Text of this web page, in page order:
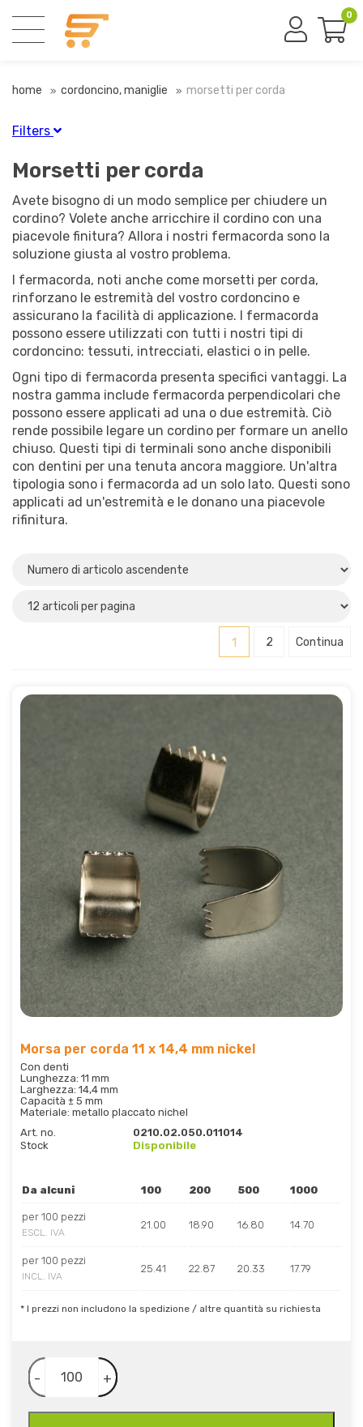
0
home cordoncino, maniglie morsetti per corda
Filters
Finitura
Materiale
Metallo (15)
Morsetti per corda
Avete bisogno di un modo semplice per chiudere un
cordino? Volete anche arricchire il cordino con una
piacevole finitura? Allora i nostri fermacorda sono la
soluzione giusta al vostro problema.
I fermacorda, noti anche come morsetti per corda,
rinforzano le estremità del vostro cordoncino e
assicurano la facilità di applicazione. I fermacorda
possono essere utilizzati con tutti i nostri tipi di
cordoncino: tessuti, intrecciati, elastici o in pelle.
Ogni tipo di fermacorda presenta specifici vantaggi. La
nostra gamma include fermacorda perpendicolari che
possono essere applicati ad una o due estremità. Ciò
rende possibile legare un cordino per formare un anello
chiuso. Questi tipi di terminali sono anche disponibili
con dentini per una tenuta ancora maggiore. Un'altra
tipologia sono i fermacorda ad un solo lato. Questi sono
applicati ad un'estremità e le donano una piacevole
rifinitura.
1 2 Continua
Morsa per corda 11 x 14,4 mm nickel
Con denti
Lunghezza: 11 mm
Larghezza: 14,4 mm
Capacità ± 5 mm
Materiale: metallo placcato nichel
Art. no.
0210.02.050.011014
Stock
Disponibile
Da alcuni 100 200 500 1000
per 100 pezzi
ESCL. IVA
21.00 18.90 16.80 14.70
per 100 pezzi
INCL. IVA
25.41 22.87 20.33 17.79
* I prezzi non includono la spedizione / altre quantità su richiesta
- +